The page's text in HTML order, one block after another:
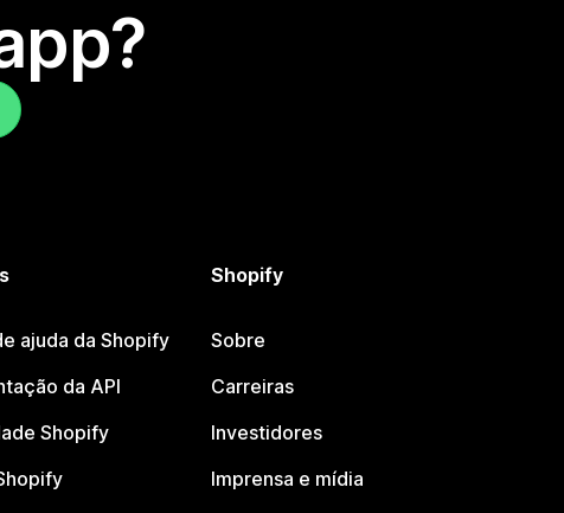
ajuda da Shopify
da API
Shopify
Shopify
Sobre
Carreiras
Investidores
Imprensa e mídia